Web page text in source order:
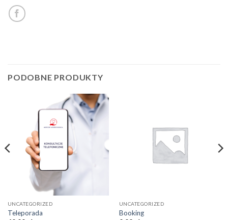
PODOBNE PRODUKTY
UNCATEGORIZED
Teleporada
UNCATEGORIZED
Booking